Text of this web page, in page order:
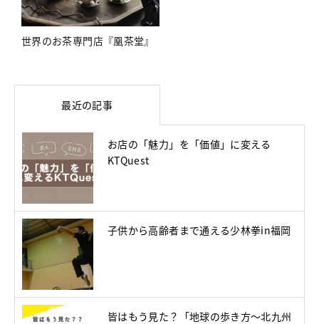
世界のお茶専門店『凰茶堂』
最近の記事
お店の「魅力」を「価値」に変える
KTQuest
子供から高齢者まで通える少林拳in福岡
皆はもう見た？「地球の歩き方～北九州